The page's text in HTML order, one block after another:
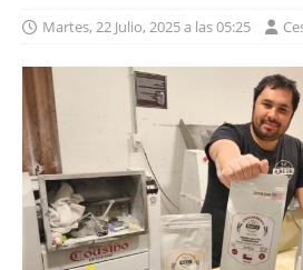
Martes, 22 Julio, 2025 a las 05:25